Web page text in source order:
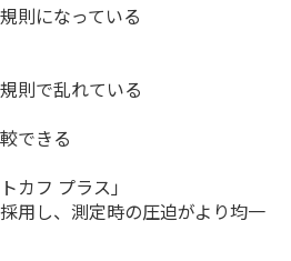
則になっている
則で乱れている
できる
カフ プラス」
用し、測定時の圧迫がより均一